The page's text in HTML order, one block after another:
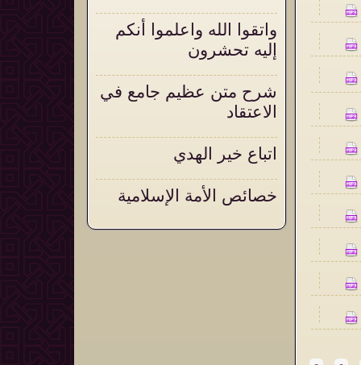
واتقوا الله واعلموا أنكم
إليه تحشرون
شرح متن عظيم جامع في
الاعتقاد
اتباع خير الهدي
خصائص الأمة الإسلامية